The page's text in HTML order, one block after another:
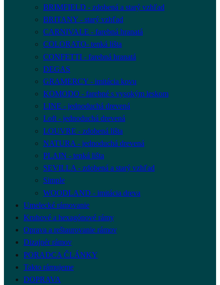
BRIMFIELD - zdobená a starý vzhľad
BRITANY - starý vzhľad
CARNIVALE - farebná hranatá
COLORATO- tenká lišta
CONFETTI - farebná hranatá
DEGAS
GRAMERCY - imitácia kovu
KOMODO - farebné s vysokým leskom
LINE - jednoduchá drevená
Loft - jednoduchá drevená
LOUVRE - zdobená lišta
NATURA - jednoduchá drevená
PLAIN - tenká lišta
SEVILLA - zdobená a starý vzhľad
Simple
WOODLAND - imitácia dreva
Umelecké rámovanie
Kruhové a hexagónové rámy
Oprava a reštaurovanie rámov
Dizajnér rámov
PORADCA ČLÁNKY
Takto rámujeme
DOPRAVA